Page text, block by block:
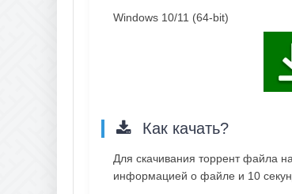
Windows 10/11 (64-bit)
Как качать?
Для скачивания торрент файла
информацией о файле и 10